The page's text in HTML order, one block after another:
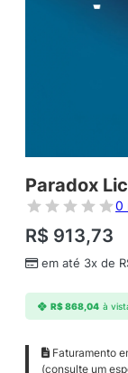
Paradox
0
R$ 913,73
em até 3x de
R$868,04 à
Faturamento
(consulte um